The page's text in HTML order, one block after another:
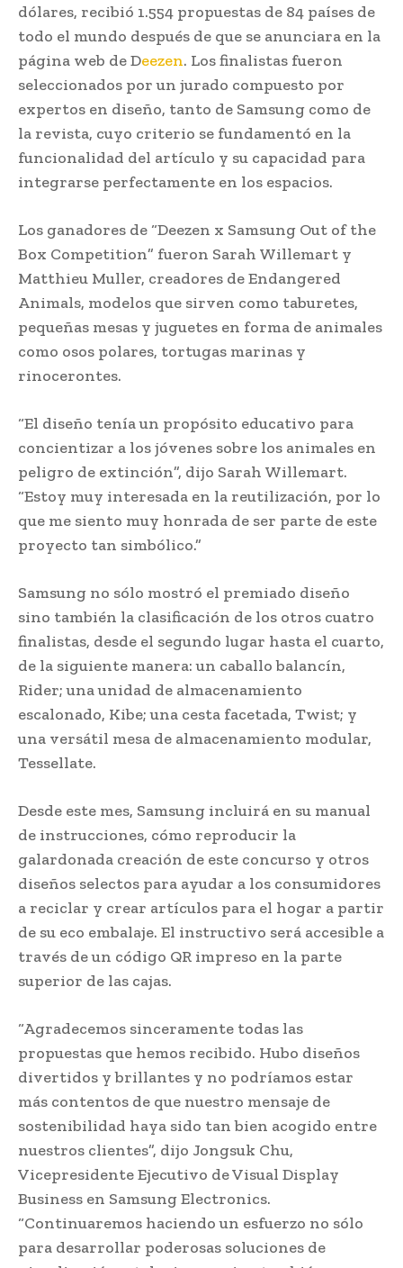
dólares, recibió 1.554 propuestas de 84 países de
todo el mundo después de que se anunciara en la
página web de Deezen. Los finalistas fueron
seleccionados por un jurado compuesto por
expertos en diseño, tanto de Samsung como de
la revista, cuyo criterio se fundamentó en la
funcionalidad del artículo y su capacidad para
integrarse perfectamente en los espacios.
Los ganadores de “Deezen x Samsung Out of the
Box Competition” fueron Sarah Willemart y
Matthieu Muller, creadores de Endangered
Animals, modelos que sirven como taburetes,
pequeñas mesas y juguetes en forma de animales
como osos polares, tortugas marinas y
rinocerontes.
“El diseño tenía un propósito educativo para
concientizar a los jóvenes sobre los animales en
peligro de extinción”, dijo Sarah Willemart.
“Estoy muy interesada en la reutilización, por lo
que me siento muy honrada de ser parte de este
proyecto tan simbólico.”
Samsung no sólo mostró el premiado diseño
sino también la clasificación de los otros cuatro
finalistas, desde el segundo lugar hasta el cuarto,
de la siguiente manera: un caballo balancín,
Rider; una unidad de almacenamiento
escalonado, Kibe; una cesta facetada, Twist; y
una versátil mesa de almacenamiento modular,
Tessellate.
Desde este mes, Samsung incluirá en su manual
de instrucciones, cómo reproducir la
galardonada creación de este concurso y otros
diseños selectos para ayudar a los consumidores
a reciclar y crear artículos para el hogar a partir
de su eco embalaje. El instructivo será accesible a
través de un código QR impreso en la parte
superior de las cajas.
“Agradecemos sinceramente todas las
propuestas que hemos recibido. Hubo diseños
divertidos y brillantes y no podríamos estar
más contentos de que nuestro mensaje de
sostenibilidad haya sido tan bien acogido entre
nuestros clientes”, dijo Jongsuk Chu,
Vicepresidente Ejecutivo de Visual Display
Business en Samsung Electronics.
“Continuaremos haciendo un esfuerzo no sólo
para desarrollar poderosas soluciones de